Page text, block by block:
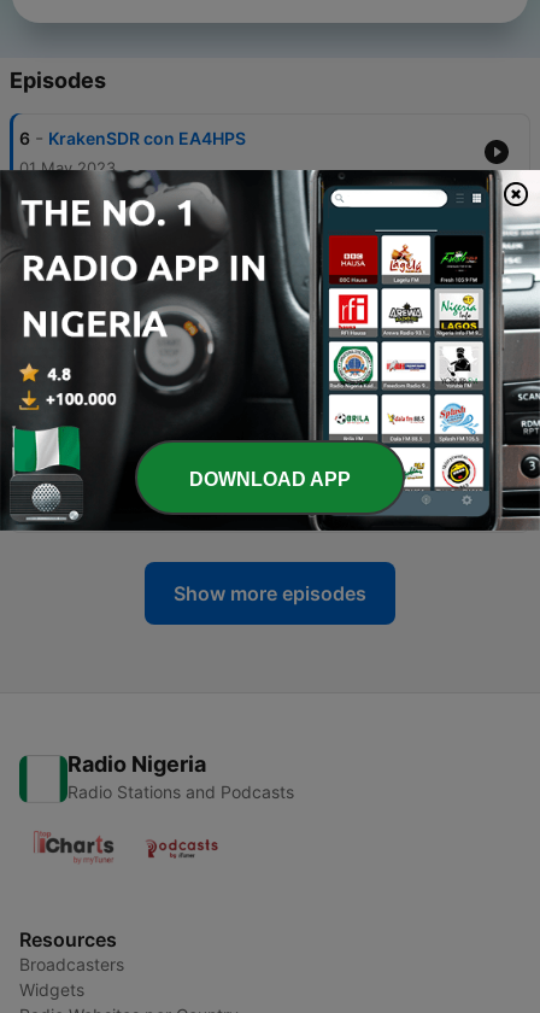
Episodes
6 - KrakenSDR con EA4HPS
01 May 2023
5 Radio para tod@s, PMR y CB
Introducción a la radioescucha
22 Jan 2023
3 - Araba ST en las ondas - E03 ¿Qué antena de TDT
escojo?
24 Feb 2022
- Araba ST en las ondas - E02 Porteros automáticos
4+n
19 Feb 2022
Show more episodes
Radio Nigeria
Radio Stations and Podcasts
Resources
Broadcasters
Widgets
DOWNLOAD APP